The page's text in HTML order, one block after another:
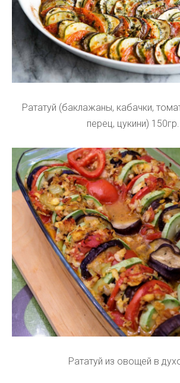
Рататуй (баклажаны, кабачки,
перец, цукини) 150гр.
Рататуй из овощей в